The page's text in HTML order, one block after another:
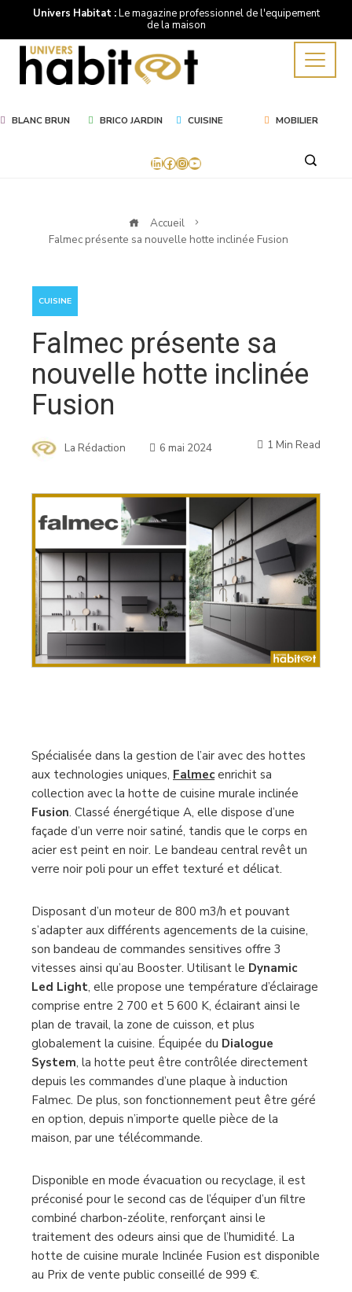
Univers Habitat :Le magazine professionnel de l'equipement
de la maison
BLANC BRUN BRICO JARDIN CUISINE MOBILIER
LinkedIn
Facebook
Instagram
YouTube
Accueil
Falmec présente sa nouvelle hotte inclinée Fusion
CUISINE
Falmec présente sa
nouvelle hotte inclinée
Fusion
La Rédaction 6 mai 2024 1 Min Read
Spécialisée dans la gestion de l’air avec des hottes
aux technologies uniques, Falmec enrichit sa
collection avec la hotte de cuisine murale inclinée
Fusion. Classé énergétique A, elle dispose d’une
façade d’un verre noir satiné, tandis que le corps en
acier est peint en noir. Le bandeau central revêt un
verre noir poli pour un effet texturé et délicat.
Disposant d’un moteur de 800 m3/h et pouvant
s’adapter aux différents agencements de la cuisine,
son bandeau de commandes sensitives offre 3
vitesses ainsi qu’au Booster. Utilisant le Dynamic
Led Light, elle propose une température d’éclairage
comprise entre 2 700 et 5 600 K, éclairant ainsi le
plan de travail, la zone de cuisson, et plus
globalement la cuisine. Équipée du Dialogue
System, la hotte peut être contrôlée directement
depuis les commandes d’une plaque à induction
Falmec. De plus, son fonctionnement peut être géré
en option, depuis n’importe quelle pièce de la
maison, par une télécommande.
Disponible en mode évacuation ou recyclage, il est
préconisé pour le second cas de l’équiper d’un filtre
combiné charbon-zéolite, renforçant ainsi le
traitement des odeurs ainsi que de l’humidité. La
hotte de cuisine murale Inclinée Fusion est disponible
au Prix de vente public conseillé de 999 €.